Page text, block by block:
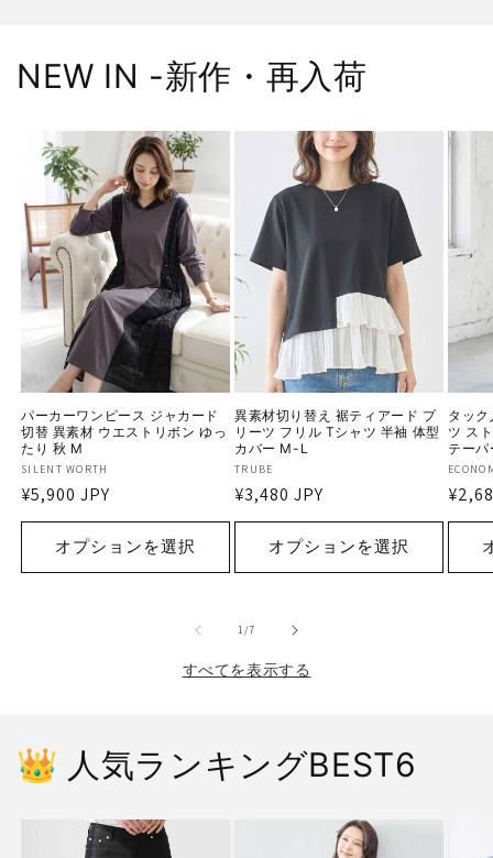
NEW IN -新作・再入荷
パーカーワンピース ジャカード
切替 異素材 ウエストリボン ゆっ
たり 秋 M
販
売
元:
SILENT WORTH
通
常
格
¥5,900 JPY
オプションを選択
異素材切り替え 裾ティアード プ
リーツ フリル Tシャツ 半袖 体型
カバー M-L
販
売
元:
TRUBE
通
常
格
¥3,480 JPY
オプションを選択
タッ
ツ ス
テー
販
売
元:
通
常
格
1/の
7
すべてを表示する
👑 人気ランキングBEST6